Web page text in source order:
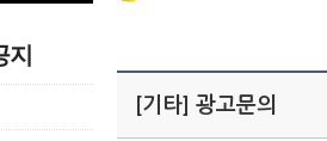
지
[기타] 광고문의